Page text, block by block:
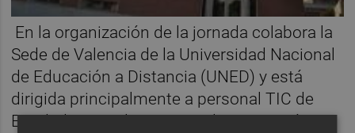
En la organización de la jornada colabora la
Sede de Valencia de la Universidad Nacional
de Educación a Distancia (UNED) y está
dirigida principalmente a personal TIC de
Entidades Locales, aunque la inscripción es